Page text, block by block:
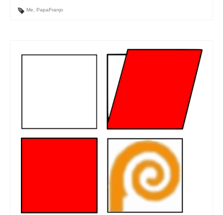
Me PapaFranjo